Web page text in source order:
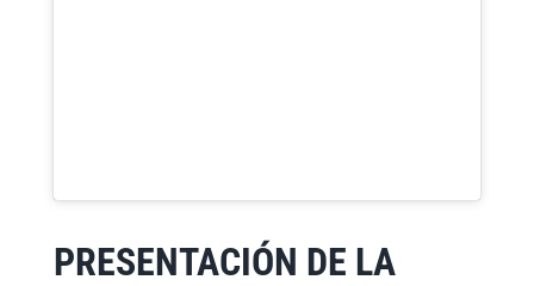
PRESENTACIÓN DE LA